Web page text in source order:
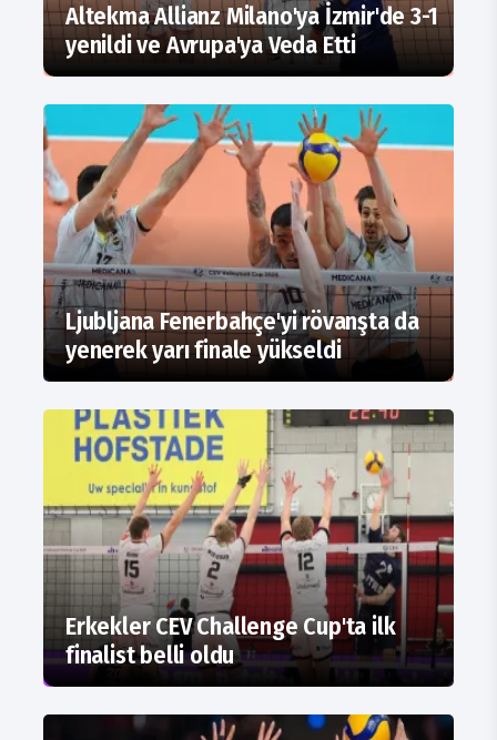
Altekma Allianz Milano'ya İzmir'de 3-1
yenildi ve Avrupa'ya Veda Etti
Ljubljana Fenerbahçe'yi rövanşta da
yenerek yarı finale yükseldi
Erkekler CEV Challenge Cup'ta ilk
finalist belli oldu